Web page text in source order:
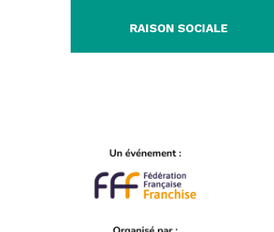
RAISON SOCIALE